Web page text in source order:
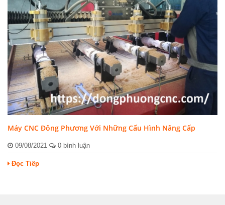
Máy CNC Đông Phương Với Những Cấu Hình Nâng Cấp
09/08/2021 0 bình luận
Đọc Tiếp